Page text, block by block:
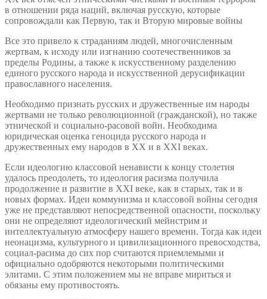
в отношении ряда наций, включая русскую, которые
сопровождали как Первую, так и Вторую мировые войны
Все это привело к страданиям людей, многочисленным
жертвам, к исходу или изгнанию соотечественников за
пределы Родины, а также к искусственному разделению
единого русского народа и искусственной дерусификации
православного населения.
Необходимо признать русских и дружественные им народы
жертвами не только революционной (гражданской), но также
этнической и социально-расовой войн. Необходима
юридическая оценка геноцида русского народа и
дружественных ему народов в XX и в XXI веках.
Если идеологию классовой ненависти к концу столетия
удалось преодолеть, то идеология расизма получила
продолжение и развитие в ХХI веке, как в старых, так и в
новых формах. Идеи коммунизма и классовой войны сегодня
уже не представляют непосредственной опасности, поскольку
они не определяют идеологический мейнстрим и
интеллектуальную атмосферу нашего времени. Тогда как идеи
неонацизма, культурного и цивилизационного превосходства,
социал-расима до сих пор считаются приемлемыми и
официально одобряются некоторыми политическими
элитами. С этим положением мы не вправе мириться и
обязаны ему противостоять.